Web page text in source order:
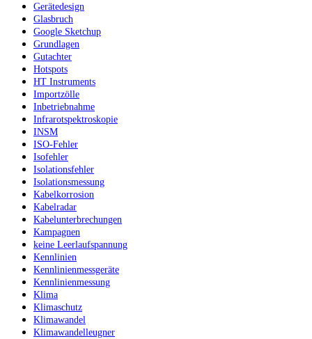
Gerätedesign
Glasbruch
Google Sketchup
Grundlagen
Gutachter
Hotspots
HT Instruments
Importzölle
Inbetriebnahme
Infrarotspektroskopie
INSM
ISO-Fehler
Isofehler
Isolationsfehler
Isolationsmessung
Kabelkorrosion
Kabelradar
Kabelunterbrechungen
Kampagnen
keine Leerlaufspannung
Kennlinien
Kennlinienmessgeräte
Kennlinienmessung
Klima
Klimaschutz
Klimawandel
Klimawandelleugner